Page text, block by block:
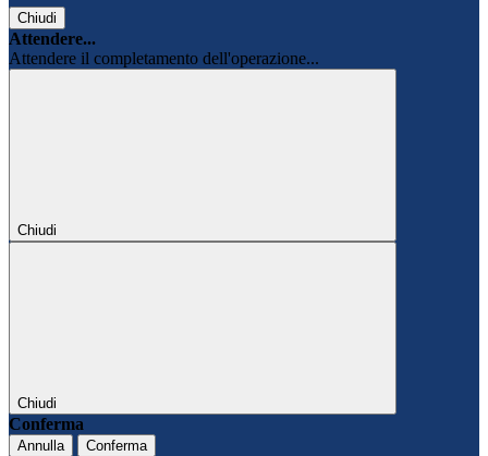
Chiudi
Attendere...
Attendere il completamento dell'operazione...
Chiudi
Chiudi
Conferma
Annulla Conferma